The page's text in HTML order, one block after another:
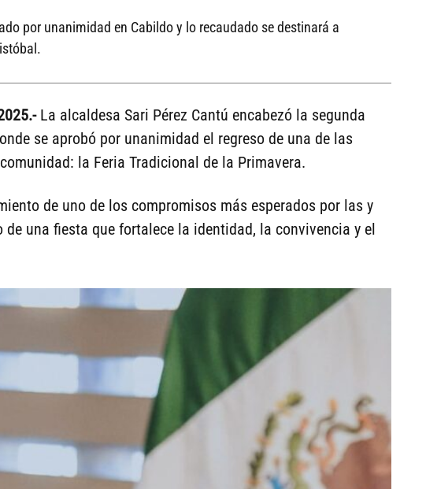
por unanimidad en Cabildo y lo recaudado se destinará a
La alcaldesa Sari Pérez Cantú encabezó la segunda
se aprobó por unanimidad el regreso de una de las
la Feria Tradicional de la Primavera.
de uno de los compromisos más esperados por las y
de una fiesta que fortalece la identidad, la convivencia y el